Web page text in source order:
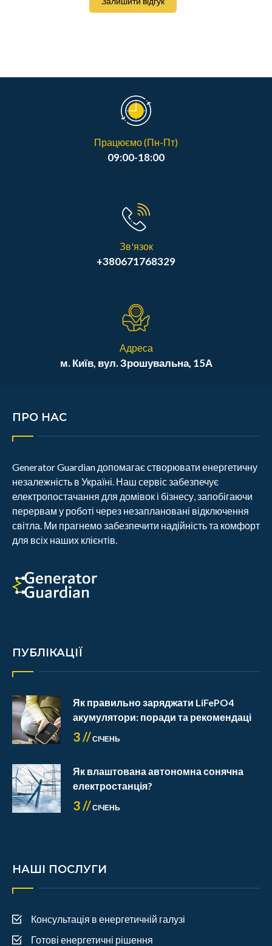
Працюємо (Пн-Пт)
09:00-18:00
Зв'язок
+380671768329
Адреса
м. Київ, вул. Зрошувальна, 15А
ПРО НАС
Generator Guardian допомагає створювати енергетичну
незалежність в Україні. Наш сервіс забезпечує
електропостачання для домівок і бізнесу, запобігаючи
перервам у роботі через незаплановані відключення
світла. Ми прагнемо забезпечити надійність та комфорт
для всіх наших клієнтів.
ПУБЛІКАЦІЇ
Як правильно заряджати LiFePO4
акумулятори: поради та рекомендаці
3 //СІЧЕНЬ
Як влаштована автономна сонячна
електростанція?
3 //СІЧЕНЬ
НАШІ ПОСЛУГИ
Консультація в енергетичній галузі
Готові енергетичні рішення